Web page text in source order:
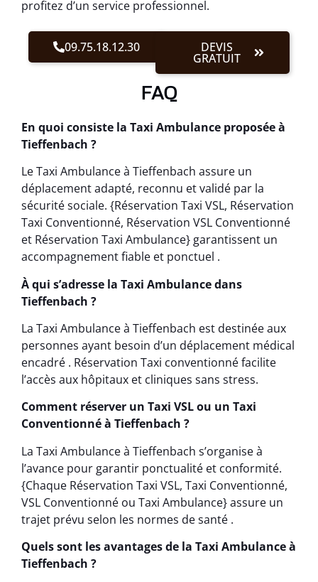
profitez d’un service professionnel.
09.75.18.12.30 DEVIS
GRATUIT
FAQ
En quoi consiste la Taxi Ambulance proposée à
Tieffenbach ?
Le Taxi Ambulance à Tieffenbach assure un
déplacement adapté, reconnu et validé par la
sécurité sociale. {Réservation Taxi VSL, Réservation
Taxi Conventionné, Réservation VSL Conventionné
et Réservation Taxi Ambulance} garantissent un
accompagnement fiable et ponctuel .
À qui s’adresse la Taxi Ambulance dans
Tieffenbach ?
La Taxi Ambulance à Tieffenbach est destinée aux
personnes ayant besoin d’un déplacement médical
encadré . Réservation Taxi conventionné facilite
l’accès aux hôpitaux et cliniques sans stress.
Comment réserver un Taxi VSL ou un Taxi
Conventionné à Tieffenbach ?
La Taxi Ambulance à Tieffenbach s’organise à
l’avance pour garantir ponctualité et conformité.
{Chaque Réservation Taxi VSL, Taxi Conventionné,
VSL Conventionné ou Taxi Ambulance} assure un
trajet prévu selon les normes de santé .
Quels sont les avantages de la Taxi Ambulance à
Tieffenbach ?